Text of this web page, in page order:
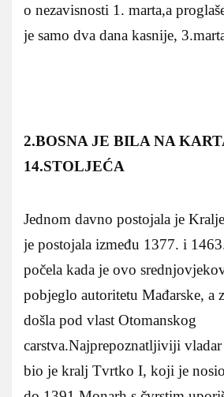
o nezavisnosti 1. marta,a
je samo dva dana kasnije,
2.BOSNA JE BILA NA
14.STOLJEĆA
Jednom davno postojala je
je postojala između 1377. i
počela kada je ovo
pobjeglo autoritetu Mađarske, a
došla pod vlast Otomanskog
carstva.Najprepoznatljiviji
bio je kralj Tvrtko I, koji je